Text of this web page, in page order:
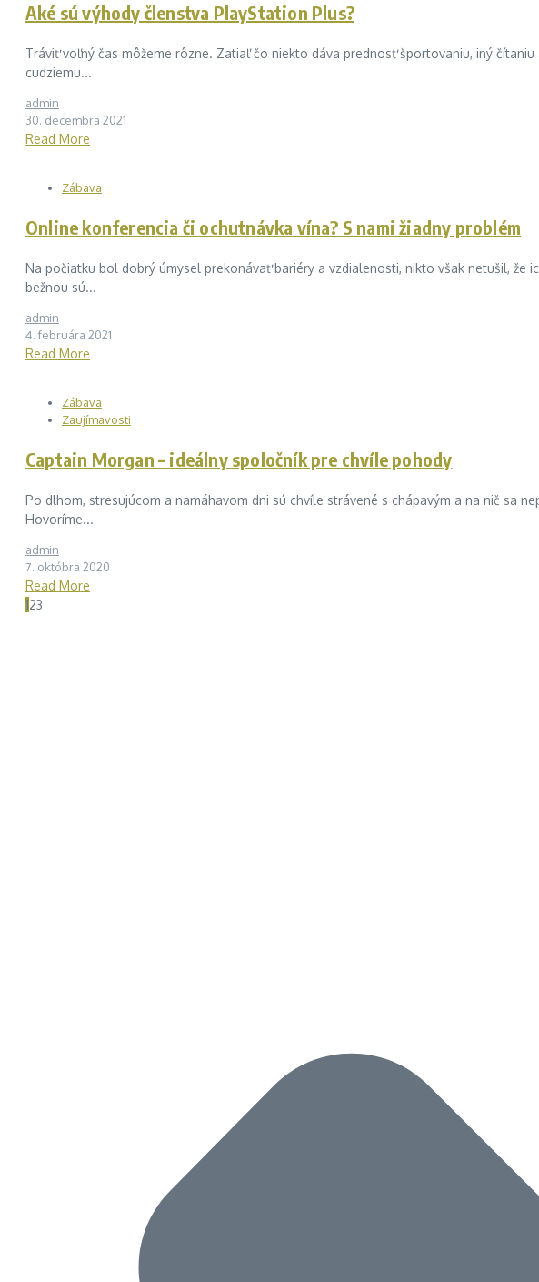
Aké sú výhody členstva PlayStation Plus?
Tráviť voľný čas môžeme rôzne. Zatiaľ čo niekto dáva prednosť športovaniu, iný
cudziemu...
admin
30. decembra 2021
Read More
Zábava
Online konferencia či ochutnávka vína? S nami žiadny problém
Na počiatku bol dobrý úmysel prekonávať bariéry a vzdialenosti, nikto však netušil,
bežnou sú...
admin
4. februára 2021
Read More
Zábava
Zaujímavosti
Captain Morgan – ideálny spoločník pre chvíle pohody
Po dlhom, stresujúcom a namáhavom dni sú chvíle strávené s chápavým a na nič sa
Hovoríme...
admin
7. októbra 2020
Read More
123